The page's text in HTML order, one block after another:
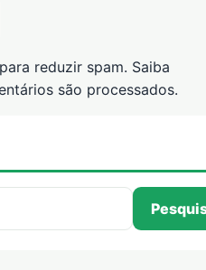
reduzir spam. Saiba
são processados.